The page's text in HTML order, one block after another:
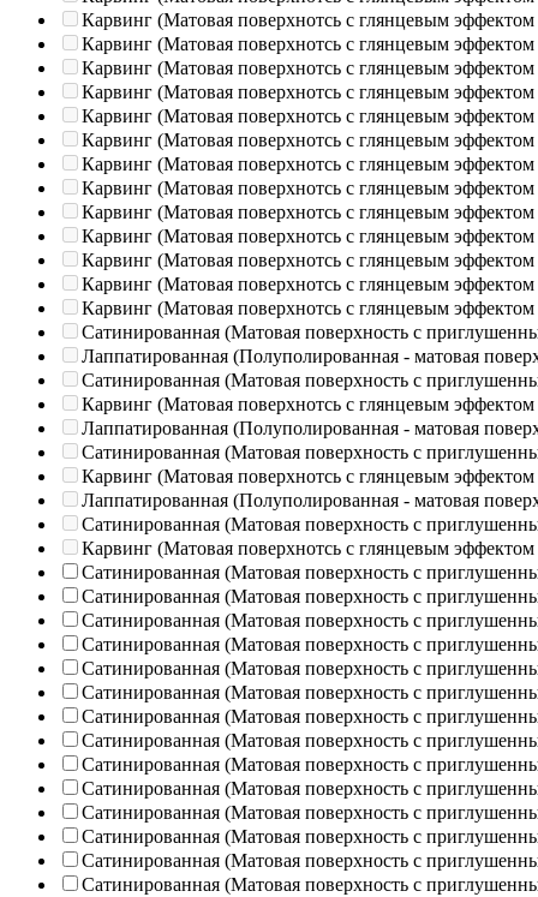
Карвинг (Матовая поверхнотсь с глянцевым эффектом
Карвинг (Матовая поверхнотсь с глянцевым эффектом
Карвинг (Матовая поверхнотсь с глянцевым эффектом
Карвинг (Матовая поверхнотсь с глянцевым эффектом
Карвинг (Матовая поверхнотсь с глянцевым эффектом
Карвинг (Матовая поверхнотсь с глянцевым эффектом
Карвинг (Матовая поверхнотсь с глянцевым эффектом
Карвинг (Матовая поверхнотсь с глянцевым эффектом
Карвинг (Матовая поверхнотсь с глянцевым эффектом
Карвинг (Матовая поверхнотсь с глянцевым эффектом
Карвинг (Матовая поверхнотсь с глянцевым эффектом
Карвинг (Матовая поверхнотсь с глянцевым эффектом
Карвинг (Матовая поверхнотсь с глянцевым эффектом
Сатинированная (Матовая поверхность с
Лаппатированная (Полуполированная - матовая
Сатинированная (Матовая поверхность с
Карвинг (Матовая поверхнотсь с глянцевым эффектом
Лаппатированная (Полуполированная - матовая
Сатинированная (Матовая поверхность с
Карвинг (Матовая поверхнотсь с глянцевым эффектом
Лаппатированная (Полуполированная - матовая
Сатинированная (Матовая поверхность с
Карвинг (Матовая поверхнотсь с глянцевым эффектом
Сатинированная (Матовая поверхность с
Сатинированная (Матовая поверхность с
Сатинированная (Матовая поверхность с
Сатинированная (Матовая поверхность с
Сатинированная (Матовая поверхность с
Сатинированная (Матовая поверхность с
Сатинированная (Матовая поверхность с
Сатинированная (Матовая поверхность с
Сатинированная (Матовая поверхность с
Сатинированная (Матовая поверхность с
Сатинированная (Матовая поверхность с
Сатинированная (Матовая поверхность с
Сатинированная (Матовая поверхность с
Сатинированная (Матовая поверхность с